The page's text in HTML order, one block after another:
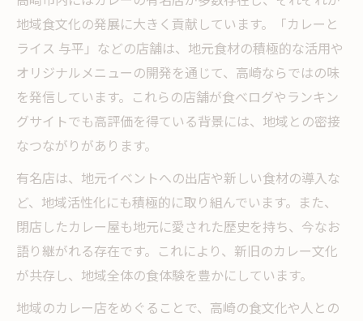
地域食文化の発展に大きく貢献しています。「カレーと
ライス 与平」などの店舗は、地元食材の積極的な活用や
オリジナルメニューの開発を通じて、高崎ならではの味
を発信しています。これらの店舗が食べログやランキン
グサイトでも高評価を得ている背景には、地域との密接
なつながりがあります。
有名店は、地元イベントへの出店や新しい食材の導入な
ど、地域活性化にも積極的に取り組んでいます。また、
閉店したカレー屋も地元に愛された歴史を持ち、今なお
語り継がれる存在です。これにより、新旧のカレー文化
が共存し、地域全体の食体験を豊かにしています。
地域のカレー店をめぐることで、高崎の食文化や人との